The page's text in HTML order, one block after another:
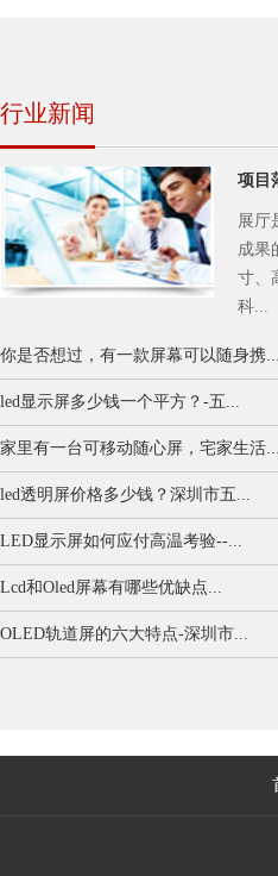
行业新闻
项目
展厅
成果
寸、
科...
你是否想过，有一款屏幕可以随身携...
led显示屏多少钱一个平方？-五...
家里有一台可移动随心屏，宅家生活...
led透明屏价格多少钱？深圳市五...
LED显示屏如何应付高温考验--...
Lcd和Oled屏幕有哪些优缺点...
OLED轨道屏的六大特点-深圳市...